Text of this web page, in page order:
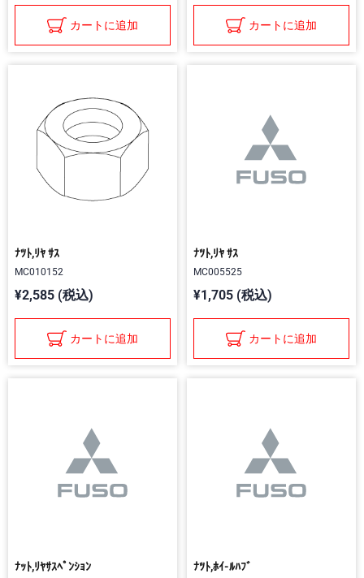
カートに追加 カートに追加
ﾅﾂﾄ,ﾘﾔ ｻｽ
MC010152
¥2,585 (税込)
カートに追加
ﾅﾂﾄ,ﾘﾔ ｻｽ
MC005525
¥1,705 (税込)
カートに追加
ﾅｯﾄ,ﾘﾔｻｽﾍﾟﾝｼｮﾝ ﾅﾂﾄ,ﾎｲ-ﾙﾊﾌﾞ